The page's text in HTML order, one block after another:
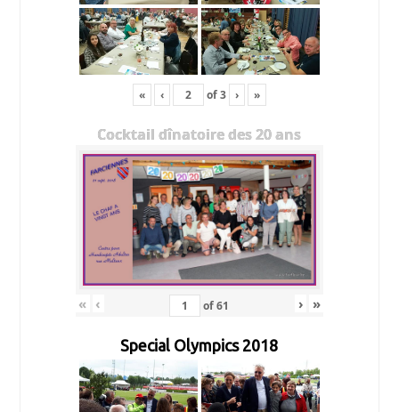
« ‹ of3 › »
Cocktail dînatoire des 20 ans
« ‹ of61 › »
Special Olympics 2018